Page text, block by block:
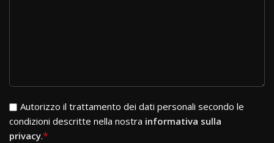
Si prega di lasciare vuoto questo campo.
Autorizzo il trattamento dei dati personali secondo le
condizioni descritte nella nostra informativa sulla
privacy.*